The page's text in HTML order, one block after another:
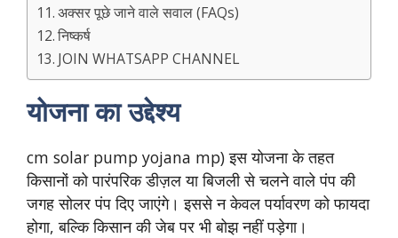
अक्सर पूछे जाने वाले सवाल (FAQs)
निष्कर्ष
JOIN WHATSAPP CHANNEL
योजना का उद्देश्य
cm solar pump yojana mp) इस योजना के तहत
किसानों को पारंपरिक डीज़ल या बिजली से चलने वाले पंप की
जगह सोलर पंप दिए जाएंगे। इससे न केवल पर्यावरण को फायदा
होगा, बल्कि किसान की जेब पर भी बोझ नहीं पड़ेगा।